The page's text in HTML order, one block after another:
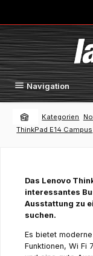
Zum Hauptinhalt
Navigation
Kategorien
ThinkPad E14 Campus
Das Lenovo
interessantes
Ausstattung zu
suchen.
Es bietet
Funktionen, Wi Fi